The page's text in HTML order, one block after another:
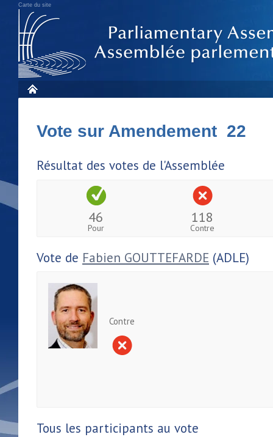
Carte du site
Vote sur Amendement 22
Résultat des votes de l'Assemblée
46
Pour
118
Contre
Vote de Fabien GOUTTEFARDE (ADLE)
Contre
Tous les participants au vote